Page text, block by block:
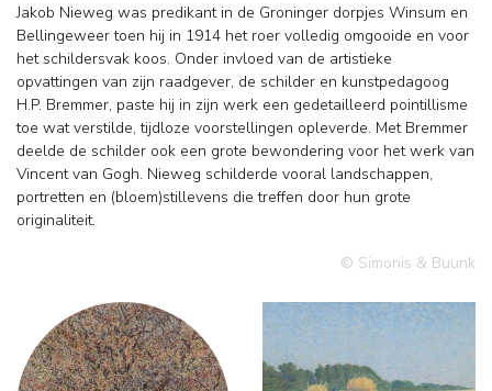
Jakob Nieweg was predikant in de Groninger dorpjes Winsum en
Bellingeweer toen hij in 1914 het roer volledig omgooide en voor
het schildersvak koos. Onder invloed van de artistieke
opvattingen van zijn raadgever, de schilder en kunstpedagoog
H.P. Bremmer, paste hij in zijn werk een gedetailleerd pointillisme
toe wat verstilde, tijdloze voorstellingen opleverde. Met Bremmer
deelde de schilder ook een grote bewondering voor het werk van
Vincent van Gogh. Nieweg schilderde vooral landschappen,
portretten en (bloem)stillevens die treffen door hun grote
originaliteit.
© Simonis & Buunk